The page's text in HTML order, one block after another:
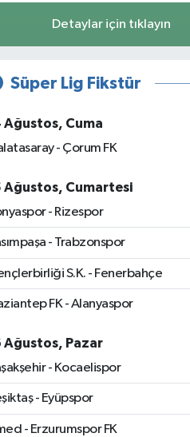
Detaylar için tıklayın
Süper Lig Fikstür
Ağustos, Cuma
- Çorum FK
Ağustos, Cumartesi
- Rizespor
- Trabzonspor
S.K. - Fenerbahçe
FK - Alanyaspor
Ağustos, Pazar
- Kocaelispor
- Eyüpspor
- Erzurumspor FK